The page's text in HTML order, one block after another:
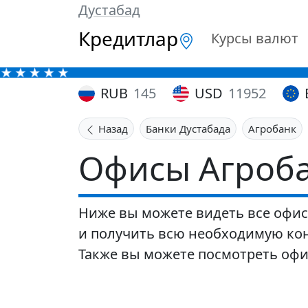
Дустабад
Кредитлар Курсы валют
RUB 145 USD 11952
Назад Банки Дустабада Агробанк
Офисы
Ниже вы можете видеть все
и получить всю необходимую
Также вы можете посмотреть